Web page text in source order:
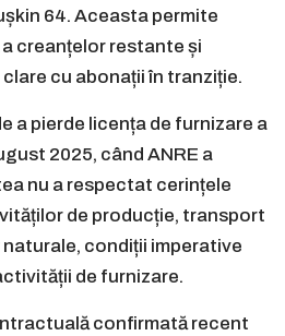
64. Aceasta permite
creanțelor restante și
cu abonații în tranziție.
a pierde licența de furnizare a
2025, când ANRE a
nu a respectat cerințele
de producție, transport
condiții imperative
de furnizare.
confirmată recent